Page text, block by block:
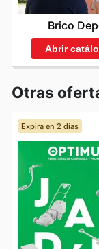
Brico
Abrir
Otras
Expira en 2 días